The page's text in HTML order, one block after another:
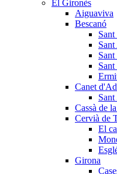
El Gironès
Aiguaviva
Bescanó
Canet
Cassà de
Cervià de
El
Girona